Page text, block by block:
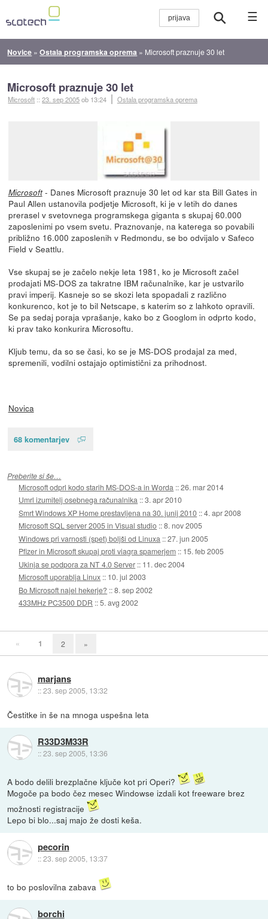
☰
Novice »Ostala programska oprema » Microsoft praznuje 30 let
Microsoft praznuje 30 let
Microsoft ::23. sep 2005ob 13:24 Ostala programska oprema
Microsoft- Danes Microsoft praznuje 30 let od kar sta Bill Gates in
Paul Allen ustanovila podjetje Microsoft, ki je v letih do danes
prerasel v svetovnega programskega giganta s skupaj 60.000
zaposlenimi po vsem svetu. Praznovanje, na katerega so povabili
približno 16.000 zaposlenih v Redmondu, se bo odvijalo v Safeco
Field v Seattlu.
Vse skupaj se je začelo nekje leta 1981, ko je Microsoft začel
prodajati MS-DOS za takratne IBM računalnike, kar je ustvarilo
pravi imperij. Kasneje so se skozi leta spopadali z različno
konkurenco, kot je to bil Netscape, s katerim so z lahkoto opravili.
Se pa sedaj poraja vprašanje, kako bo z Googlom in odprto kodo,
ki prav tako konkurira Microsoftu.
Kljub temu, da so se časi, ko se je MS-DOS prodajal za med,
spremenili, vodilni ostajajo optimistični za prihodnost.
Novica
68 komentarjev
Preberite si še…
Microsoft odprl kodo starih MS-DOS-a in Worda ::26. mar 2014
Umrl izumitelj osebnega računalnika ::3. apr 2010
Smrt Windows XP Home prestavljena na 30. junij 2010 ::4. apr 2008
Microsoft SQL server 2005 in Visual studio ::8. nov 2005
Windows pri varnosti (spet) boljši od Linuxa ::27. jun 2005
Pfizer in Microsoft skupaj proti viagra spamerjem :: 15. feb 2005
Ukinja se podpora za NT 4.0 Server :: 11. dec 2004
Microsoft uporablja Linux :: 10. jul 2003
Bo Microsoft najel hekerje? ::8. sep 2002
433MHz PC3500 DDR ::5. avg 2002
« 1 2 »
marjans
::23. sep 2005, 13:32
Čestitke in še na mnoga uspešna leta
R33D3M33R
::23. sep 2005, 13:36
A bodo delili brezplačne ključe kot pri Operi?
Mogoče pa bodo čez mesec Windowse izdali kot freeware brez
možnosti registracije
Lepo bi blo...saj majo že dosti keša.
pecorin
::23. sep 2005, 13:37
to bo poslovilna zabava
borchi